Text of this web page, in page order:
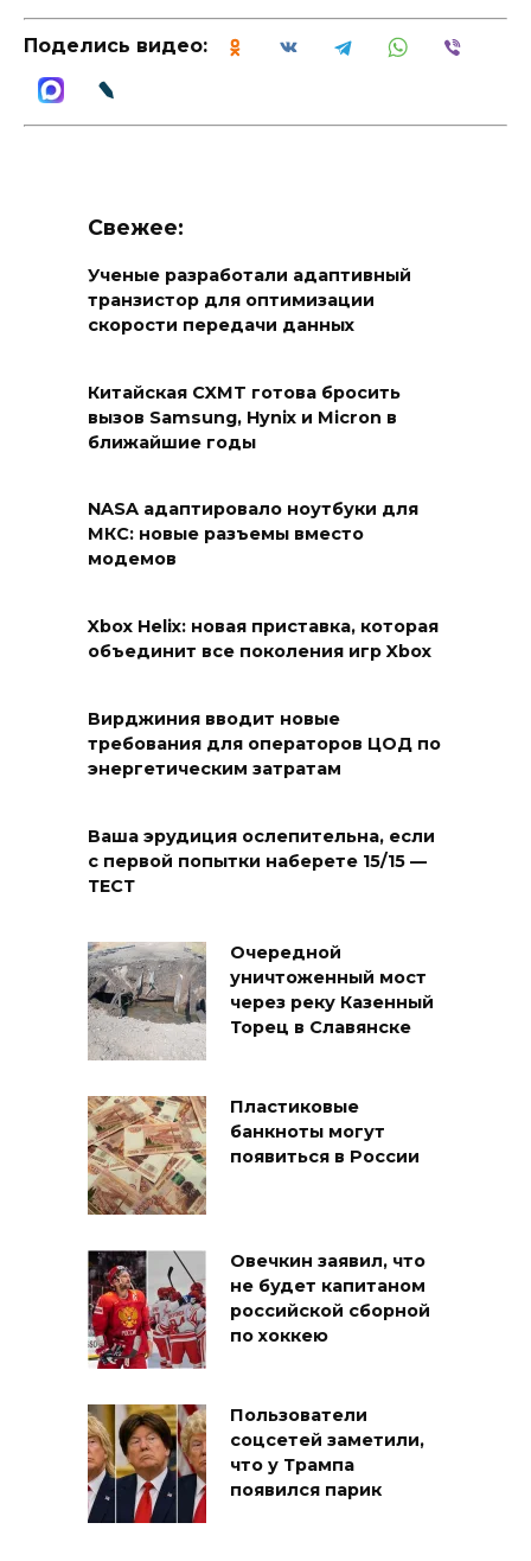
Поделись видео:
Свежее:
Ученые разработали адаптивный
транзистор для оптимизации
скорости передачи данных
Китайская CXMT готова бросить
вызов Samsung, Hynix и Micron в
ближайшие годы
NASA адаптировало ноутбуки для
МКС: новые разъемы вместо
модемов
Xbox Helix: новая приставка, которая
объединит все поколения игр Xbox
Вирджиния вводит новые
требования для операторов ЦОД по
энергетическим затратам
Ваша эрудиция ослепительна, если
с первой попытки наберете 15/15 —
ТЕСТ
Очередной
уничтоженный мост
через реку Казенный
Торец в Славянске
Пластиковые
банкноты могут
появиться в России
Овечкин заявил, что
не будет капитаном
российской сборной
по хоккею
Пользователи
соцсетей заметили,
что у Трампа
появился парик